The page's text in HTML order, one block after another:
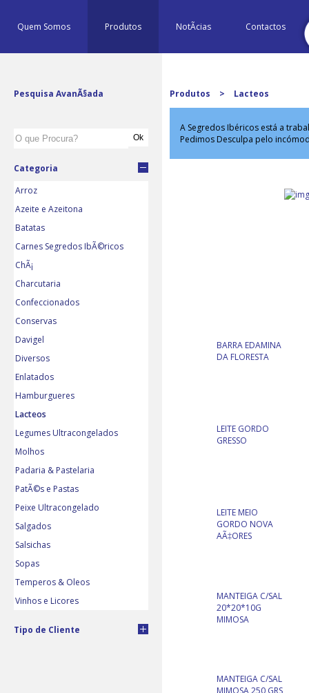
Quem Somos Produtos NotÃ­cias Contactos
Pesquisa AvanÃ§ada
Categoria
Arroz
Azeite e Azeitona
Batatas
Carnes Segredos IbÃ©ricos
ChÃ¡
Charcutaria
Confeccionados
Conservas
Davigel
Diversos
Enlatados
Hamburgueres
Lacteos
Legumes Ultracongelados
Molhos
Padaria & Pastelaria
PatÃ©s e Pastas
Peixe Ultracongelado
Salgados
Salsichas
Sopas
Temperos & Oleos
Vinhos e Licores
Tipo de Cliente
Produtos > Lacteos
A Segredos Ibéricos está a
Pedimos Desculpa pelo
BARRA EDAMINA
DA FLORESTA
LEITE GORDO
GRESSO
LEITE MEIO
GORDO NOVA
AÃ‡ORES
MANTEIGA C/SAL
20*20*10G
MIMOSA
MANTEIGA C/SAL